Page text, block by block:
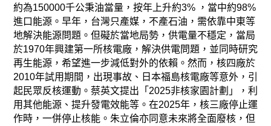
約為150000千公秉油當量，按年上升約3% ，當中約98%
進口能源。早年，台灣只產媒，不產石油，需依靠中東等
地解決能源問題。但礙於當地局勢，供電量不穩定，當局
於1970年興建第一所核電廠，解決供電問題，並同時研究
再生能源，希望進一步減低對外的依賴。然而，核四廠於
2010年試用期間，出現事故、日本福島核電廠等意外，引
起民眾反核運動。蔡英文提出「2025非核家園計劃」，利
用其他能源、提升發電效能等。在2025年，核三廠停止運
作時，一併停止核能。朱立倫亦同意未來將全面廢核，但